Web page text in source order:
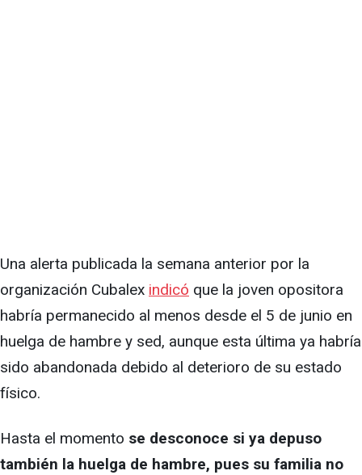
Una alerta publicada la semana anterior por la
organización Cubalex indicó que la joven opositora
habría permanecido al menos desde el 5 de junio en
huelga de hambre y sed, aunque esta última ya habría
sido abandonada debido al deterioro de su estado
físico.
Hasta el momento se desconoce si ya depuso
también la huelga de hambre, pues su familia no